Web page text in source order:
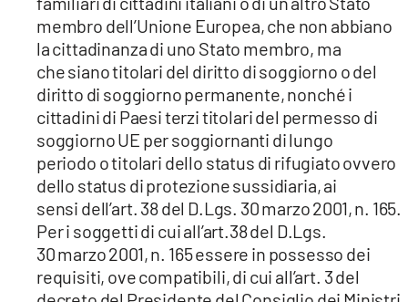
membro dell’Unione Europea, che non abbiano
la cittadinanza di uno Stato membro, ma
che siano titolari del diritto di soggiorno o del
diritto di soggiorno permanente, nonché i
cittadini di Paesi terzi titolari del permesso di
soggiorno UE per soggiornanti di lungo
periodo o titolari dello status di rifugiato ovvero
dello status di protezione sussidiaria, ai
sensi dell’art. 38 del D.Lgs. 30 marzo 2001, n. 165.
Per i soggetti di cui all’art.38 del D.Lgs.
30 marzo 2001, n. 165 essere in possesso dei
requisiti, ove compatibili, di cui all’art. 3 del